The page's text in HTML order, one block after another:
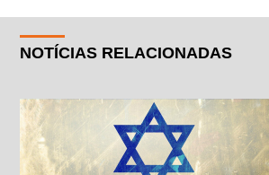
NOTÍCIAS RELACIONADAS